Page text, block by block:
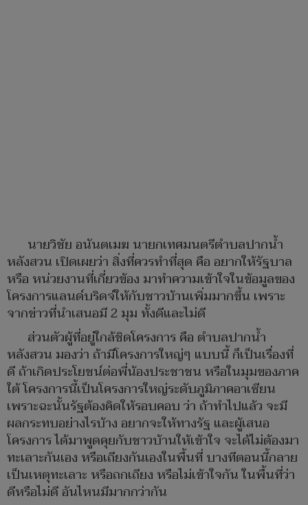
นายวิชัย อนันตเมฆ นายกเทศมนตรีตำบลปากน้ำ
หลังสวน เปิดเผยว่า สิ่งที่ควรทำที่สุด คือ อยากให้รัฐบาล
หรือ หน่วยงานที่เกี่ยวข้อง มาทำความเข้าใจในข้อมูลของ
โครงการแลนด์บริดจ์ให้กับชาวบ้านเพิ่มมากขึ้น เพราะ
จากข่าวที่นำเสนอมี 2 มุม ทั้งดีและไม่ดี
ส่วนตัวผู้ที่อยู่ใกล้ชิดโครงการ คือ ตำบลปากน้ำ
หลังสวน มองว่า ถ้ามีโครงการใหญ่ๆ แบบนี้ ก็เป็นเรื่องที่
ดี ถ้าเกิดประโยชน์ต่อพี่น้องประชาชน หรือในมุมของภาค
ใต้ โครงการนี้เป็นโครงการใหญ่ระดับภูมิภาคอาเซียน
เพราะฉะนั้นรัฐต้องคิดให้รอบคอบ ว่า ถ้าทำไปแล้ว จะมี
ผลกระทบอย่างไรบ้าง อยากจะให้ทางรัฐ และผู้เสนอ
โครงการ ได้มาพูดคุยกับชาวบ้านให้เข้าใจ จะได้ไม่ต้องมา
ทะเลาะกันเอง หรือเถียงกันเองในพื้นที่ บางทีตอนนี้กลาย
เป็นเหตุทะเลาะ หรือถกเถียง หรือไม่เข้าใจกัน ในพื้นที่ว่า
ดีหรือไม่ดี อันไหนมีมากกว่ากัน